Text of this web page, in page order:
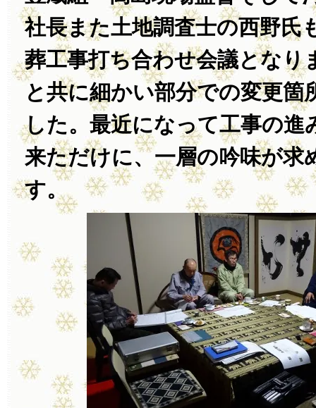
社長また土地調査士の西野氏
葬工事打ち合わせ会議となり
と共に細かい部分での変更箇
した。最近になって工事の進
来ただけに、一層の吟味が求
す。